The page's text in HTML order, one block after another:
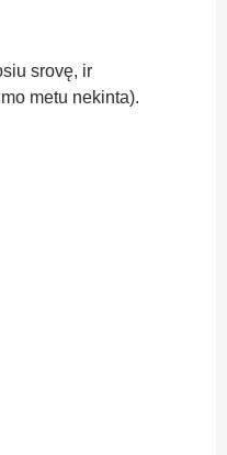
srovę, ir
metu nekinta).